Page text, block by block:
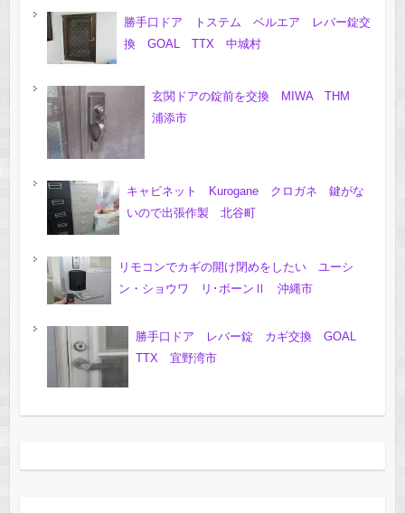
勝手口ドア トステム ベルエア レバー錠交
換 GOAL TTX 中城村
玄関ドアの錠前を交換 MIWA THM
浦添市
キャビネット Kurogane クロガネ 鍵がな
いので出張作製 北谷町
リモコンでカギの開け閉めをしたい ユーシ
ン・ショウワ リ･ボーンⅡ 沖縄市
勝手口ドア レバー錠 カギ交換 GOAL
TTX 宜野湾市